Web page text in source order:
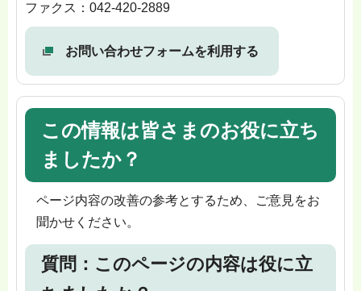
ファクス：042-420-2889
お問い合わせフォームを利用する
この情報は皆さまのお役に立ち
ましたか？
ページ内容の改善の参考とするため、ご意見をお
聞かせください。
質問：このページの内容は役に立